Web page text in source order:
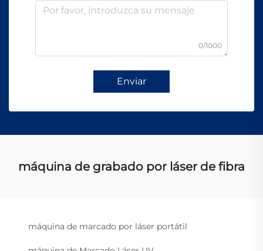
0/1000
Enviar
máquina de grabado por láser de fibra
máquina de marcado por láser portátil